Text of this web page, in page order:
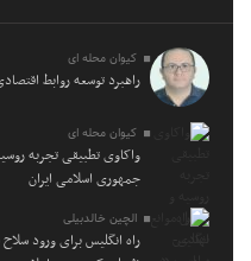
کیوان محله ای
راهبرد توسعه روابط
کیوان محله ای
واکاوی تطبیقی تجربه
جمهوری اسلامی ایران
الچین خالدبیلی
راه انگلیس برای ورود